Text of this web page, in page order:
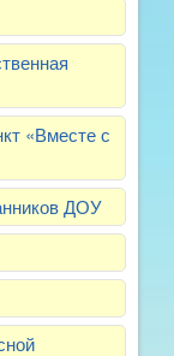
«Вместе с
ДОУ